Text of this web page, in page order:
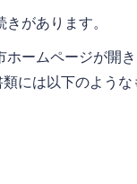
があります。
ームページが開
には以下のような